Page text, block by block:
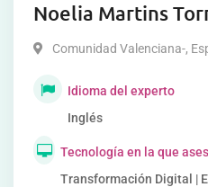
Noelia Martins
Comunidad Valenciana-,
Idioma del experto
Inglés
Tecnología en la que
Transformación Digital |